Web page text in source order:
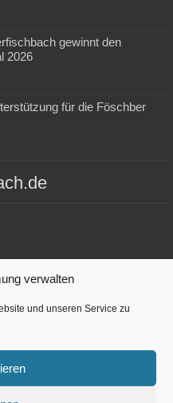
verwalten
und unseren Service zu
gewinnt den
2026
für die Föschber